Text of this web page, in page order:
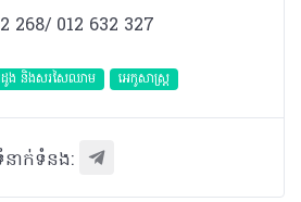
268/ 012 632 327
ដូង​ និងសរសៃឈាម អេកូសាស្រ្ត
នាក់ទំនង: